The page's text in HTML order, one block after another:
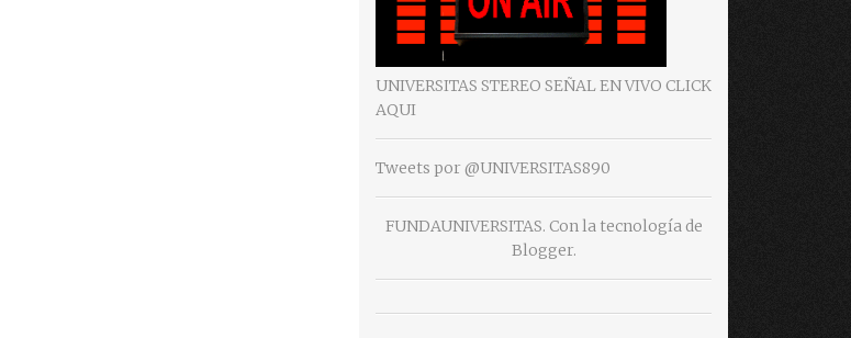
UNIVERSITAS STEREO SEÑAL EN VIVO CLICK
AQUI
Tweets por @UNIVERSITAS890
FUNDAUNIVERSITAS. Con la tecnología de
Blogger.